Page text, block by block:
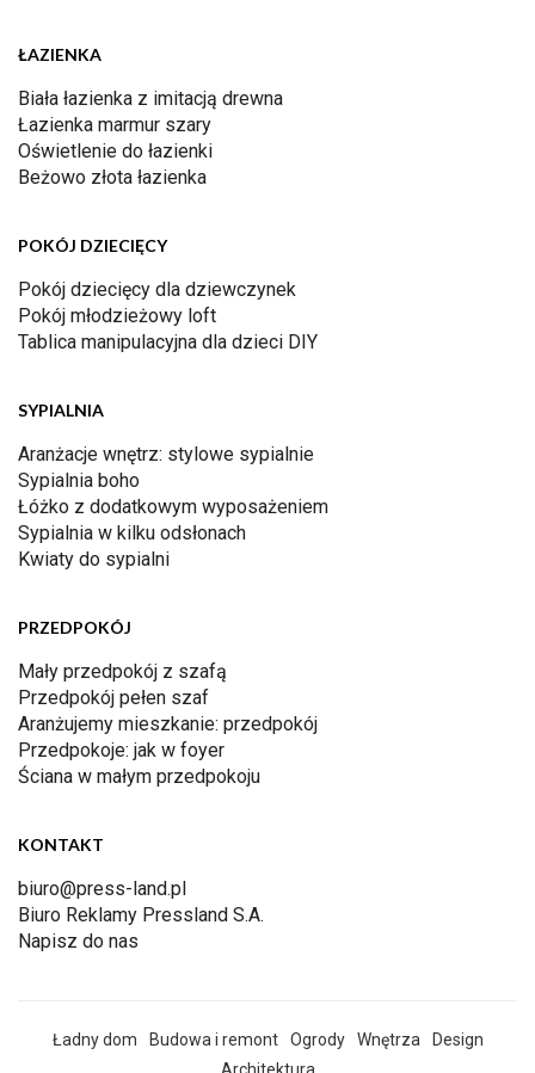
ŁAZIENKA
Biała łazienka z imitacją drewna
Łazienka marmur szary
Oświetlenie do łazienki
Beżowo złota łazienka
POKÓJ DZIECIĘCY
Pokój dziecięcy dla dziewczynek
Pokój młodzieżowy loft
Tablica manipulacyjna dla dzieci DIY
SYPIALNIA
Aranżacje wnętrz: stylowe sypialnie
Sypialnia boho
Łóżko z dodatkowym wyposażeniem
Sypialnia w kilku odsłonach
Kwiaty do sypialni
PRZEDPOKÓJ
Mały przedpokój z szafą
Przedpokój pełen szaf
Aranżujemy mieszkanie: przedpokój
Przedpokoje: jak w foyer
Ściana w małym przedpokoju
KONTAKT
biuro@press-land.pl
Biuro Reklamy Pressland S.A.
Napisz do nas
Ładny dom Budowa i remont Ogrody Wnętrza
Design